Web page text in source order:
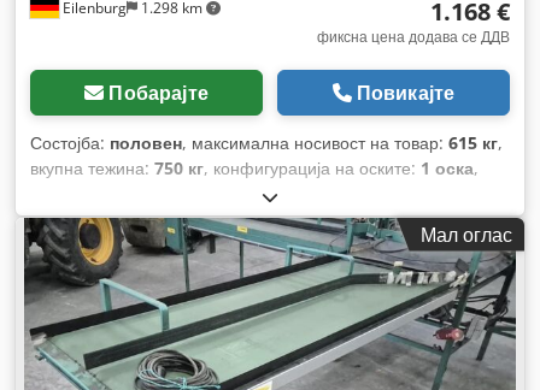
Eilenburg 1.298 km 1.168 €
фиксна цена додава се ДДВ
Побарајте Повикајте
Состојба: половен, максимална носивост на товар: 615 кг,
вкупна тежина: 750 кг, конфигурација на оските: 1 оска,
, должина на товарниот
простор:2.011 мм, ширина на товарниот простор:1.100
мм, висина на просторот за товарење:350 мм, Мал оглас